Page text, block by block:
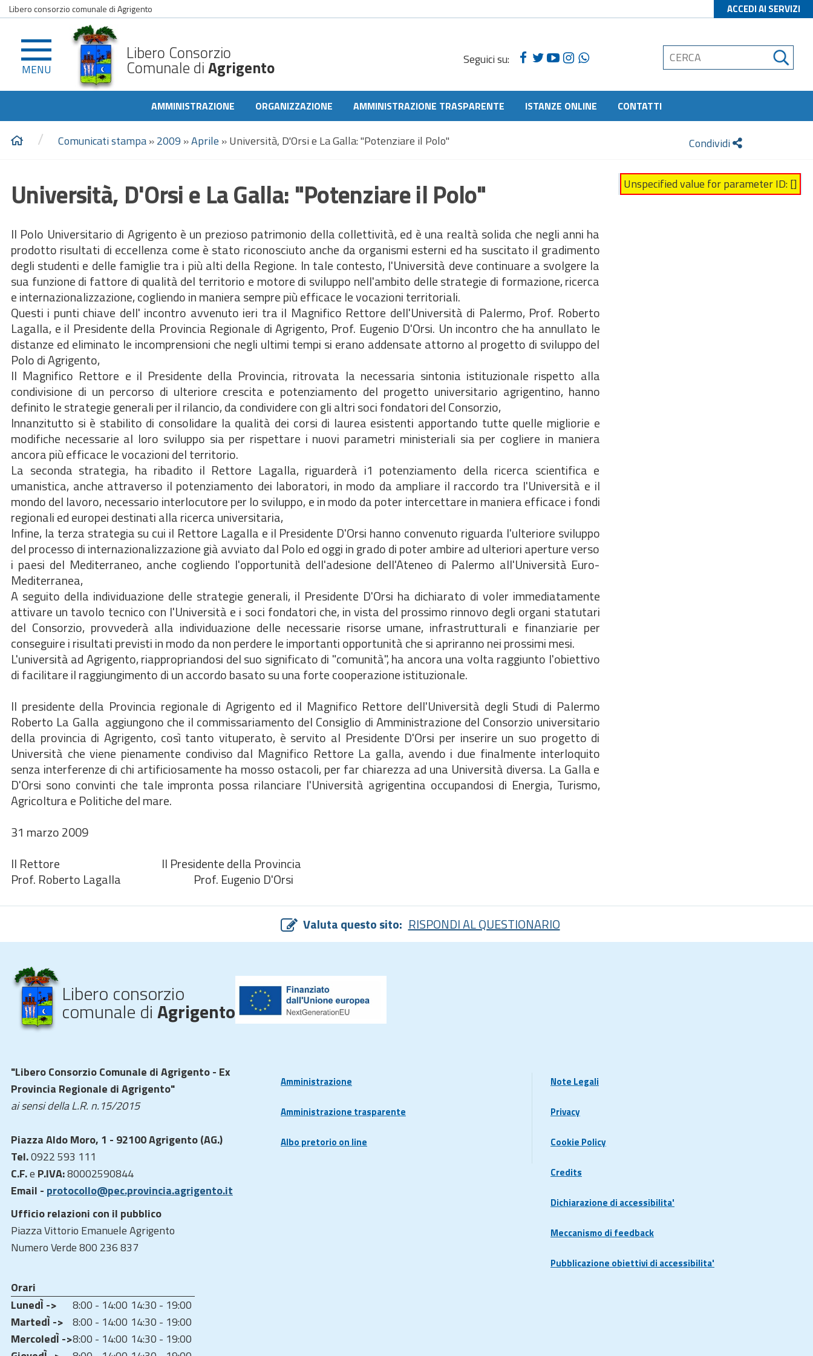
Libero consorzio comunale di Agrigento ACCEDI AI SERVIZI
MENU
Libero Consorzio
Comunale diAgrigento Seguici su:
AMMINISTRAZIONE ORGANIZZAZIONE AMMINISTRAZIONE TRASPARENTE ISTANZE ONLINE CONTATTI
/ Comunicati stampa»2009 »Aprile »Università, D'Orsi e La Galla: "Potenziare il Polo" Condividi
Università, D'Orsi e La Galla: "Potenziare il Polo"
Il Polo Universitario di Agrigento è un prezioso patrimonio della collettività, ed è una realtà solida che negli anni ha
prodotto risultati di eccellenza come è stato riconosciuto anche da organismi esterni ed ha suscitato il gradimento
degli studenti e delle famiglie tra i più alti della Regione. In tale contesto, l'Università deve continuare a svolgere la
sua funzione di fattore di qualità del territorio e motore di sviluppo nell'ambito delle strategie di formazione, ricerca
e internazionalizzazione, cogliendo in maniera sempre più efficace le vocazioni territoriali.
Questi i punti chiave dell' incontro avvenuto ieri tra il Magnifico Rettore dell'Università di Palermo, Prof. Roberto
Lagalla, e il Presidente della Provincia Regionale di Agrigento, Prof. Eugenio D'Orsi. Un incontro che ha annullato le
distanze ed eliminato le incomprensioni che negli ultimi tempi si erano addensate attorno al progetto di sviluppo del
Polo di Agrigento,
Il Magnifico Rettore e il Presidente della Provincia, ritrovata la necessaria sintonia istituzionale rispetto alla
condivisione di un percorso di ulteriore crescita e potenziamento del progetto universitario agrigentino, hanno
definito le strategie generali per il rilancio, da condividere con gli altri soci fondatori del Consorzio,
Innanzitutto si è stabilito di consolidare la qualità dei corsi di laurea esistenti apportando tutte quelle migliorie e
modifiche necessarie al loro sviluppo sia per rispettare i nuovi parametri ministeriali sia per cogliere in maniera
ancora più efficace le vocazioni del territorio.
La seconda strategia, ha ribadito il Rettore Lagalla, riguarderà i1 potenziamento della ricerca scientifica e
umanistica, anche attraverso il potenziamento dei laboratori, in modo da ampliare il raccordo tra l'Università e il
mondo del lavoro, necessario interlocutore per lo sviluppo, e in modo da poter intercettare in maniera efficace i fondi
regionali ed europei destinati alla ricerca universitaria,
Infine, la terza strategia su cui il Rettore Lagalla e il Presidente D'Orsi hanno convenuto riguarda l'ulteriore sviluppo
del processo di internazionalizzazione già avviato dal Polo ed oggi in grado di poter ambire ad ulteriori aperture verso
i paesi del Mediterraneo, anche cogliendo l'opportunità dell'adesione dell'Ateneo di Palermo all'Università Euro-
Mediterranea,
A seguito della individuazione delle strategie generali, il Presidente D'Orsi ha dichiarato di voler immediatamente
attivare un tavolo tecnico con l'Università e i soci fondatori che, in vista del prossimo rinnovo degli organi statutari
del Consorzio, provvederà alla individuazione delle necessarie risorse umane, infrastrutturali e finanziarie per
conseguire i risultati previsti in modo da non perdere le importanti opportunità che si apriranno nei prossimi mesi.
L'università ad Agrigento, riappropriandosi del suo significato di "comunità", ha ancora una volta raggiunto l'obiettivo
di facilitare il raggiungimento di un accordo basato su una forte cooperazione istituzionale.
Il presidente della Provincia regionale di Agrigento ed il Magnifico Rettore dell'Università degli Studi di Palermo
Roberto La Galla aggiungono che il commissariamento del Consiglio di Amministrazione del Consorzio universitario
della provincia di Agrigento, così tanto vituperato, è servito al Presidente D'Orsi per inserire un suo progetto di
Università che viene pienamente condiviso dal Magnifico Rettore La galla, avendo i due finalmente interloquito
senza interferenze di chi artificiosamente ha mosso ostacoli, per far chiarezza ad una Università diversa. La Galla e
D'Orsi sono convinti che tale impronta possa rilanciare l'Università agrigentina occupandosi di Energia, Turismo,
Agricoltura e Politiche del mare.
31 marzo 2009
Il Rettore Il Presidente della Provincia
Prof. Roberto Lagalla Prof. Eugenio D'Orsi
Unspecified value for parameter ID: []
Valuta questo sito: RISPONDI AL QUESTIONARIO
Libero consorzio
comunale diAgrigento
"Libero Consorzio Comunale di Agrigento - Ex
Provincia Regionale di Agrigento"
ai sensi della L.R. n.15/2015
Piazza Aldo Moro, 1 - 92100 Agrigento (AG.)
Tel.0922 593 111
C.F.e P.IVA:80002590844
Email - protocollo@pec.provincia.agrigento.it
Ufficio relazioni con il pubblico
Piazza Vittorio Emanuele Agrigento
Numero Verde 800 236 837
Orari
LunedÌ ->
8:00 - 14:00 14:30 - 19:00
MartedÌ -> 8:00 - 14:00 14:30 - 19:00
MercoledÌ ->8:00 - 14:00 14:30 - 19:00
Amministrazione
Amministrazione trasparente
Albo pretorio on line
Note Legali
Privacy
Cookie Policy
Credits
Dichiarazione di accessibilita'
Meccanismo di feedback
Pubblicazione obiettivi di accessibilita'